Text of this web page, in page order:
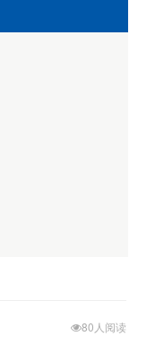
80人阅读